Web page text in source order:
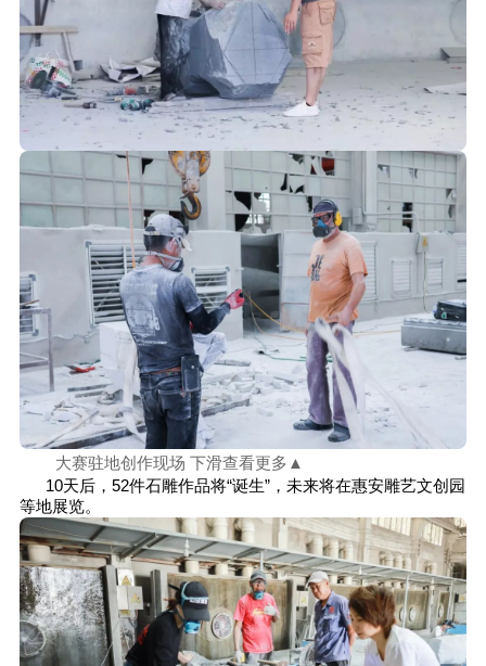
大赛驻地创作现场 下滑查看更多▲
10天后，52件石雕作品将“诞生”，未来将在惠安雕艺文创园
等地展览。